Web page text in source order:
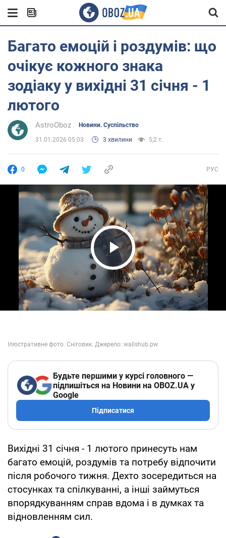
Багато емоцій і роздумів: що
очікує кожного знака
зодіаку у вихідні 31 січня - 1
лютого
AstroOboz Новини. Суспільство
31.01.2026 05:03 3 хвилини 5,2 т.
0 РУС
Play Video
Будьте першими у курсі головного —
підпишіться на Новини на OBOZ.UA у
Google
Підписатися
Вихідні 31 січня - 1 лютого принесуть нам
багато емоцій, роздумів та потребу відпочити
після робочого тижня. Дехто зосередиться на
стосунках та спілкуванні, а інші займуться
впорядкуванням справ вдома і в думках та
відновленням сил.